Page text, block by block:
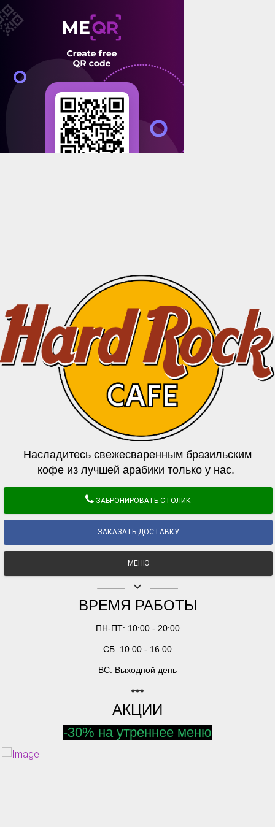
Насладитесь свежесваренным бразильским
кофе из лучшей арабики только у нас.
ЗАБРОНИРОВАТЬ СТОЛИК
ЗАКАЗАТЬ ДОСТАВКУ
МЕНЮ
keyboard_arrow_down
ВРЕМЯ РАБОТЫ
ПН-ПТ: 10:00 - 20:00
СБ: 10:00 - 16:00
ВС: Выходной день
linear_scale
АКЦИИ
-30% на утреннее меню